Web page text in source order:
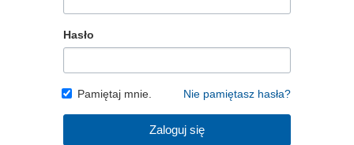
Hasło
Pamiętaj mnie. Nie pamiętasz hasła?
Zaloguj się